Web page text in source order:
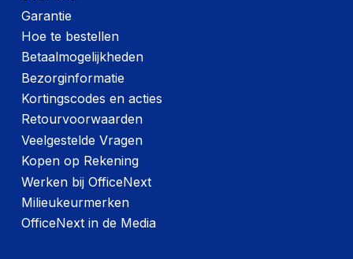
Garantie
Hoe te bestellen
Betaalmogelijkheden
Bezorginformatie
Kortingscodes en acties
Retourvoorwaarden
Veelgestelde Vragen
Kopen op Rekening
Werken bij OfficeNext
Milieukeurmerken
OfficeNext in de Media